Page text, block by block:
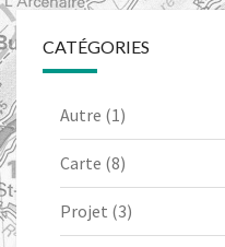
CATÉGORIES
Autre (1)
Carte (8)
Projet (3)